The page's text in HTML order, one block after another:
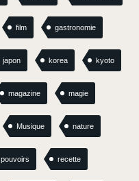
film gastronomie
japon korea kyoto
magazine magie
Musique nature
pouvoirs recette